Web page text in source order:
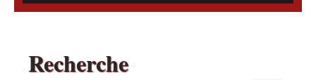
Recherche